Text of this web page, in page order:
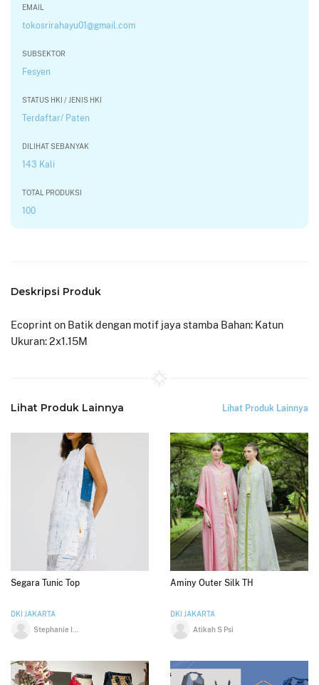
EMAIL
tokosrirahayu01@gmail.com
SUBSEKTOR
Fesyen
STATUS HKI / JENIS HKI
Terdaftar/ Paten
DILIHAT SEBANYAK
143 Kali
TOTAL PRODUKSI
100
Deskripsi Produk
Ecoprint on Batik dengan motif jaya stamba Bahan: Katun
Ukuran: 2x1.15M
Lihat Produk Lainnya Lihat Produk Lainnya
Segara Tunic Top
DKI JAKARTA
Aminy Outer Silk TH
DKI JAKARTA
Atikah S Psi